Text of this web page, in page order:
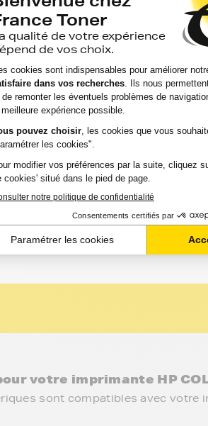
compatibles FranceToner
- 4 COULEURS - Format
ANS
Option :
4
Couleurs
Capacité
pages
votre imprimante HP
sont compatibles avec votre